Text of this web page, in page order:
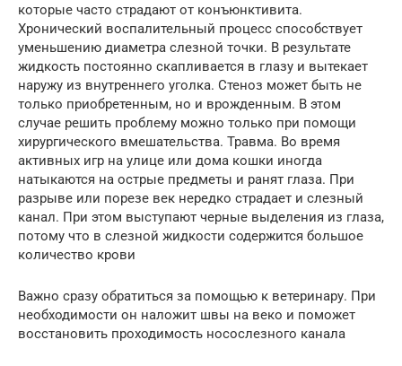
которые часто страдают от конъюнктивита.
Хронический воспалительный процесс способствует
уменьшению диаметра слезной точки. В результате
жидкость постоянно скапливается в глазу и вытекает
наружу из внутреннего уголка. Стеноз может быть не
только приобретенным, но и врожденным. В этом
случае решить проблему можно только при помощи
хирургического вмешательства. Травма. Во время
активных игр на улице или дома кошки иногда
натыкаются на острые предметы и ранят глаза. При
разрыве или порезе век нередко страдает и слезный
канал. При этом выступают черные выделения из глаза,
потому что в слезной жидкости содержится большое
количество крови
Важно сразу обратиться за помощью к ветеринару. При
необходимости он наложит швы на веко и поможет
восстановить проходимость носослезного канала